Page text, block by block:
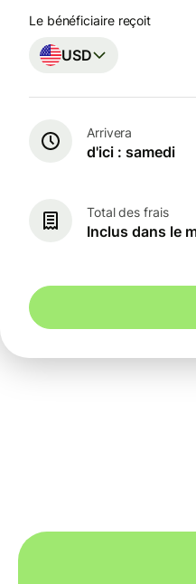
Le bénéficiaire reçoit
USD
Arrivera
d'ici : samedi
Total des frais
Inclus dans le